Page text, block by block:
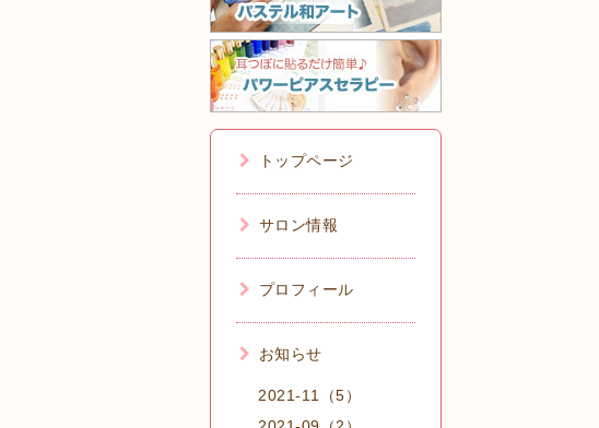
トップページ
サロン情報
プロフィール
お知らせ
2021-11（5）